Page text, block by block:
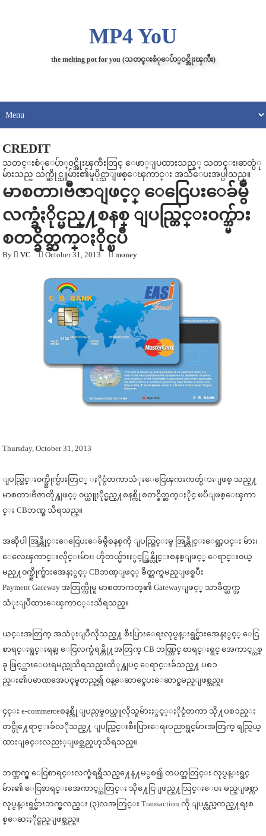
MP4 YoU
the melting pot for you (သတင္းစံုေပ်ာ္၀င္အိုးၾကီး)
CREDIT
သတင္းစံုေပ်ာ္၀င္အိုးၾကီးတြင္ ေဖာ္ျပထားသည့္ သတင္း၊ဓာတ္ပံု
မ်ားသည္ သက္ဆိုင္သူမ်ား၏မူပိုင္သာျဖစ္ေၾကာင္း အသိေပးအပ္ပါသည္။
မာစတာ၊ဗီဇာျဖင့္ ေငြေပးေခ်မွဳ
လက္ခံႏိုင္မည္႔စနစ္ ျပည္တြင္း၀က္ဘ္မ်ား
စတင္ခ်ိတ္ဆက္ႏိုင္ၿပီ
By VC October 31, 2013 money
Thursday, October 31, 2013
ျပည္တြင္း၀က္ဘ္ဆိုက္မ်ားတြင္ ႏိုင္ငံတကာသံုးေငြေၾကးကတ္မ်ားျဖစ္ သည္႔
မာစတာ၊ဗီဇာတို႔ျဖင့္ ၀ယ္ယူႏိုင္မည္႔စနစ္ကို စတင္ခ်ိတ္ဆက္ႏိုင္ ၿပီျဖစ္ေၾကာ
င္း CBဘဏ္မွ သိရသည္။
အဆိုပါ အြန္လိုင္းေငြေပးေခ်မွဳစနစ္ကို ျပည္တြင္းမွ အြန္လိုင္းေရွာ့ပင္း မ်ား၊
ေလေၾကာင္းလိုင္းမ်ား၊ ဟိုတယ္မ်ားႏွင့္အြန္လိုင္းစနစ္ျဖင့္ ေရာင္း၀ယ္
မည္႔၀က္ဘ္ဆိုက္မ်ားအေနႏွင့္ CBဘဏ္ျဖင့္ ခ်ိတ္ဆက္ရမည္ျဖစ္ၿပီး
Payment Gateway အတြက္ကိုမူ မာစတာကတ္၏ Gatewayျဖင့္ သာခ်ိတ္ဆက္အ
သံုးျပဳထားေၾကာင္းသိရသည္။
ယင္းအတြက္ အသံုးျပဳလိုသည္႔ စီးပြားေရးလုပ္ငန္းရွင္မ်ားအေနႏွင့္ ေငြ
စာရင္းရွင္းရန္၊ ေငြလက္ခံရန္တို႔အတြက္ CB ဘဏ္တြင္ စာရင္းရွင္ အေကာင့္တစ္
ခု ဖြင့္ထားေပးရမည္ဟုသိရသည္။ထို႔ျပင္ ေရာင္းခ်သည္႔ ပစၥ
ည္း၏ပမာဏအေပၚမူတည္၍ ၀န္ေဆာင္ခေပးေဆာင္ရမည္ျဖစ္သည္။
၄င္း e-commerceစနစ္ကို ျပည္ပမွ၀ယ္ယူလိုသူမ်ားႏွင့္ႏိုင္ငံတကာ သို႔ပစၥည္း
တင္ပို႔ေရာင္းခ်လိုသည္႔ ျပည္တြင္းစီးပြားေရးပညာရွင္မ်ားအတြက္ ရည္ရြယ္
ထားျခင္းလညး္ျဖစ္သည္ဟုသိရသည္။
ဘဏ္ဘက္မွ ေငြစာရင္းလက္ခံရရွိသည္႔ေန႔မွစ၍ တပတ္အတြင္း လုပ္ငန္းရွင္
မ်ား၏ ေငြစာရင္းအေကာင့္အတြင္း သို႔ေငြျဖည္႔သြင္းေပး မည္ျဖစ္ကာ
လုပ္ငန္းရွင္မ်ားဘက္မွလည္း (၃)လအတြင္း Transaction ကို ျပန္လည္ၾကည္႔ရႈစ
စ္ေဆးႏိုင္မည္ျဖစ္သည္။